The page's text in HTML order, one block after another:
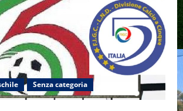
Senza categoria